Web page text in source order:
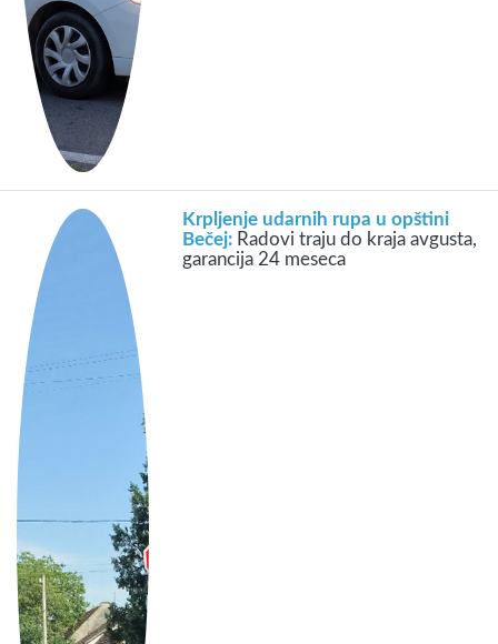
Krpljenje udarnih rupa u opštini
Bečej: Radovi traju do kraja avgusta,
garancija 24 meseca